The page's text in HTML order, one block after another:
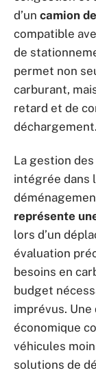
d’un camion
compatible
de
permet non
carburant,
retard et de
déchargement.
La gestion
intégrée dans
représente
lors d’un
évaluation
besoins en
budget
imprévus.
économique
véhicules
solutions de